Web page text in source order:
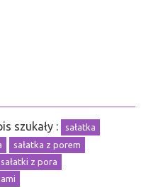
szukały :
sałatka
sałatka z porem
sałatki z pora